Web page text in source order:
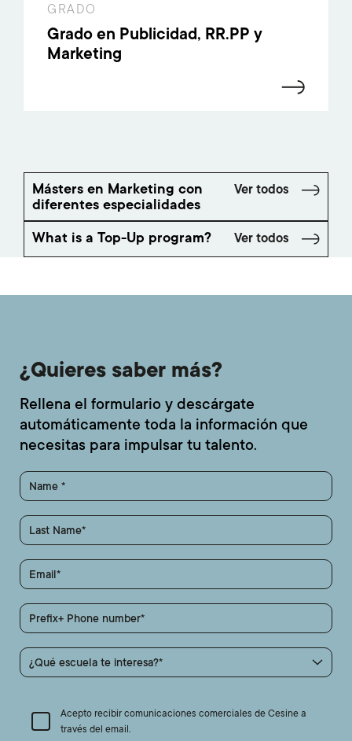
GRADO
Grado en Publicidad, RR.PP y
Marketing
Másters en Marketing con
diferentes especialidades
Ver todos
What is a Top-Up program? Ver todos
¿Quieres saber más?
Rellena el formulario y descárgate
automáticamente toda la información que
necesitas para impulsar tu talento.
Name
Last Name
Email
Prefix+ Phone number
¿Qué escuela te interesa?
Acepto recibir comunicaciones comerciales de Cesine a
través del email.